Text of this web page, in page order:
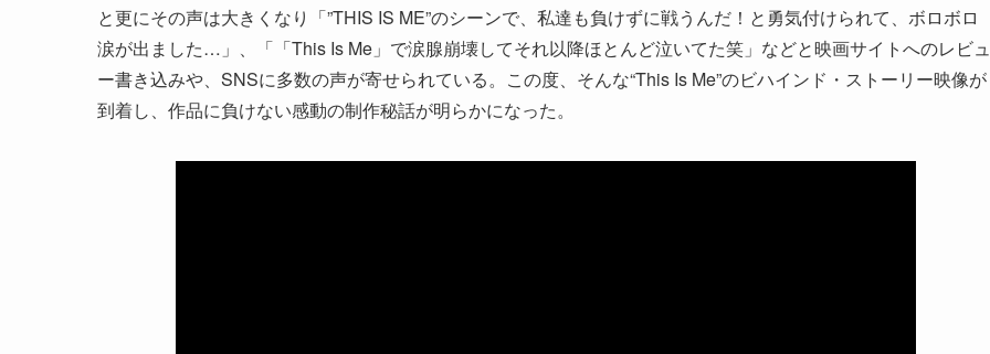
と更にその声は大きくなり「”THIS IS ME”のシーンで、私達も負けずに戦うんだ！と勇気付けられて、ボロボロ
涙が出ました…」、「「This Is Me」で涙腺崩壊してそれ以降ほとんど泣いてた笑」などと映画サイトへのレビュ
ー書き込みや、SNSに多数の声が寄せられている。この度、そんな“This Is Me”のビハインド・ストーリー映像が
到着し、作品に負けない感動の制作秘話が明らかになった。